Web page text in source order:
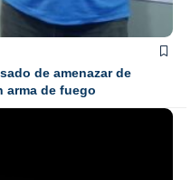
de amenazar de
arma de fuego